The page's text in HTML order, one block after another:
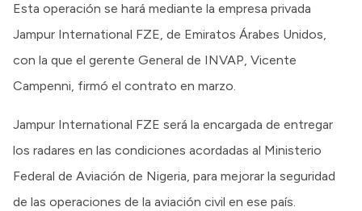
Esta operación se hará mediante la empresa privada
Jampur International FZE, de Emiratos Árabes Unidos,
con la que el gerente General de INVAP, Vicente
Campenni, firmó el contrato en marzo.
Jampur International FZE será la encargada de entregar
los radares en las condiciones acordadas al Ministerio
Federal de Aviación de Nigeria, para mejorar la seguridad
de las operaciones de la aviación civil en ese país.